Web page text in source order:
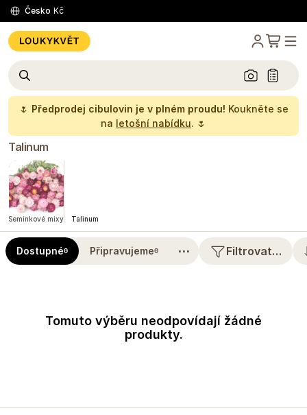
Česko Kč
🌷 Předprodej cibulovin je v plném proudu! Koukněte se
na letošní nabídku. 🌷
Talinum
Semínkové mixy Talinum
Dostupné0 Připravujeme0 ⋯ Filtrovat…
Tomuto výběru neodpovídají žádné
produkty.